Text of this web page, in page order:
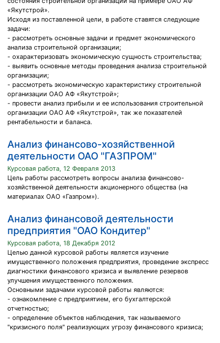
«Якутстрой».
Исходя из поставленной цели, в работе ставятся следующие
задачи:
- рассмотреть основные задачи и предмет экономического
анализа строительной организации;
- охарактеризовать экономическую сущность строительства;
- выявить основные методы проведения анализа строительной
организации;
- рассмотреть экономическую характеристику строительной
организации ОАО АФ «Якутстрой»;
- провести анализ прибыли и ее использования строительной
организации ОАО АФ «Якутстрой», так же показателей
рентабельности и баланса.
Анализ финансово-хозяйственной
деятельности ОАО "ГАЗПРОМ"
Курсовая работа, 12 Февраля 2013
Цель работы рассмотреть вопросы анализа финансово-
хозяйственной деятельности акционерного общества (на
материалах ОАО «Газпром»).
Анализ финансовой деятельности
предприятия "ОАО Кондитер"
Курсовая работа, 18 Декабря 2012
Целью данной курсовой работы является изучение
имущественного положения предприятия, проведение экспресс
диагностики финансового кризиса и выявление резервов
улучшения имущественного положения.
Основными задачами курсовой работы являются:
- ознакомление с предприятием, его бухгалтерской
отчетностью;
- определение объектов наблюдения, так называемого
"кризисного поля" реализующих угрозу финансового кризиса;